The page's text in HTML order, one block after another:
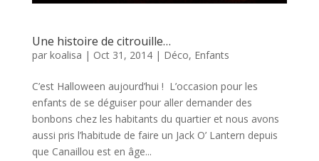
Une histoire de citrouille…
par koalisa | Oct 31, 2014| Déco, Enfants
C’est Halloween aujourd’hui ! L’occasion pour les
enfants de se déguiser pour aller demander des
bonbons chez les habitants du quartier et nous avons
aussi pris l’habitude de faire un Jack O’ Lantern depuis
que Canaillou est en âge...